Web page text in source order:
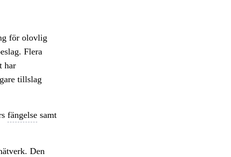
för olovlig
Flera
har
tillslag
fängelsesamt
Den